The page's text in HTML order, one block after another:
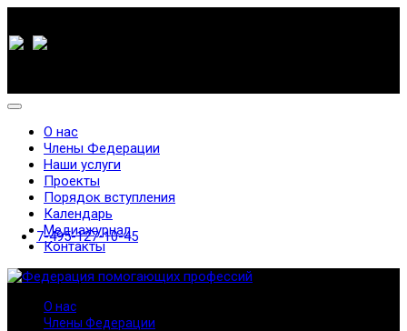
7-495-127-10-45
О нас
Члены Федерации
Наши услуги
Проекты
Порядок вступления
Календарь
Медиажурнал
Контакты
О нас
Члены Федерации